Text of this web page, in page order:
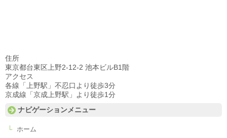
住所
東京都台東区上野2-12-2 池本ビルB1階
アクセス
各線「上野駅」不忍口より徒歩3分
京成線「京成上野駅」より徒歩1分
ナビゲーションメニュー
ホーム